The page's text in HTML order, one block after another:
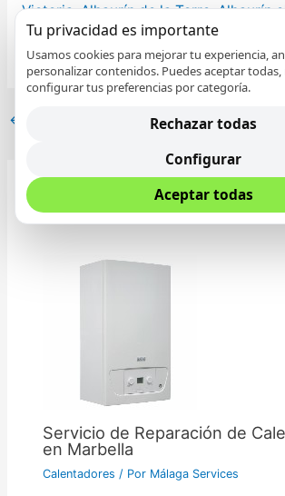
Victoria,Alhaurín de la Torre,Alhaurín
Nerja,Torrox
←
Entradas
Servicio de Reparación de
en Marbella
Calentadores / Por Málaga Services
Tu privacidad es importante
Usamos cookies para mejorar tu experiencia,
personalizar contenidos. Puedes aceptar todas,
configurar tus preferencias por categoría.
Rechazar todas
Configurar
Aceptar todas